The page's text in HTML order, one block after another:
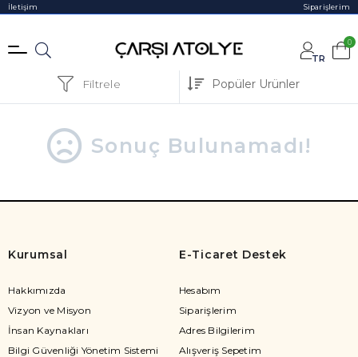
İletişim Siparişlerim
TR
0
Filtrele
Sonuç Bulunamadı!
Kurumsal
Hakkımızda
Vizyon ve Misyon
İnsan Kaynakları
Bilgi Güvenliği Yönetim Sistemi
E-Ticaret Destek
Hesabım
Siparişlerim
Adres Bilgilerim
Alışveriş Sepetim